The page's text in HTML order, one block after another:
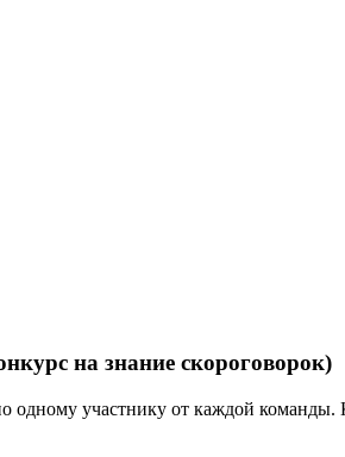
на знание скороговорок)
участнику от каждой команды.